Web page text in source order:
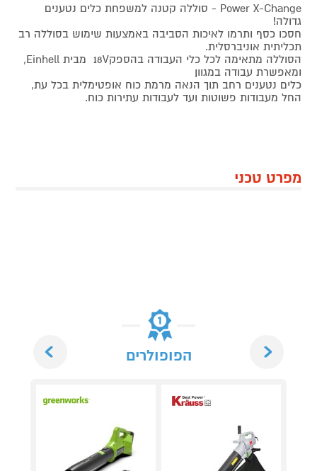
Power X-Change - סוללה קטנה למשפחת כלים נטענים
גדולה!
חסכו כסף ותרמו לאיכות הסביבה באמצעות שימוש בסוללה רב
תכליתית אוניברסלית.
הסוללה מתאימה לכל כלי העבודה בהספק18V מבית Einhell,
ומאפשרת עבודה במגוון
כלים נטענים רחב תוך הנאה מרמת כוח אופטימלית בכל עת,
החל מעבודות פשוטות ועד לעבודות עתירות כוח.
מפרט טכני
הפופולרים